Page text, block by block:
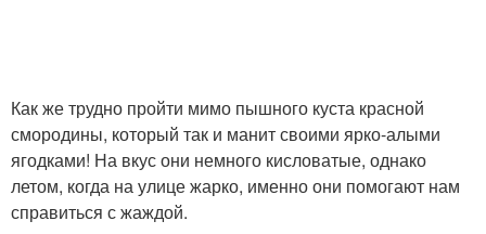
Как же трудно пройти мимо пышного куста красной
смородины, который так и манит своими ярко-алыми
ягодками! На вкус они немного кисловатые, однако
летом, когда на улице жарко, именно они помогают нам
справиться с жаждой.